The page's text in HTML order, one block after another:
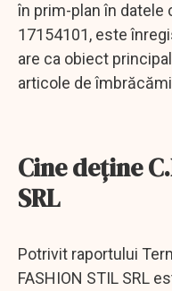
în prim-plan în datele
17154101, este
are ca obiect
articole de
Cine deține
SRL
Potrivit raportului
FASHION STIL SRL